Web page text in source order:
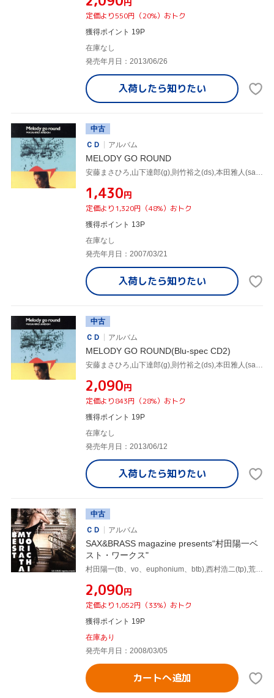
定価より550円（20%）おトク
獲得ポイント 19P
在庫なし
発売年月日：2013/06/26
入荷したら知りたい
中古
ＣＤ
アルバム
MELODY GO ROUND
安藤まさひろ,山下達郎(g),則竹裕之(ds),本田雅人(sax),須藤満(b),荒木敏男(tp、flh),村田陽一(tb),山木秀夫(ds)
¥1,430円
定価より1,320円（48%）おトク
獲得ポイント 13P
在庫なし
発売年月日：2007/03/21
入荷したら知りたい
中古
ＣＤ
アルバム
MELODY GO ROUND(Blu-spec CD2)
安藤まさひろ,山下達郎(g),則竹裕之(ds),本田雅人(sax),須藤満(b),村田陽一,荒木敏男,Cindy
¥2,090円
定価より843円（28%）おトク
獲得ポイント 19P
在庫なし
発売年月日：2013/06/12
入荷したら知りたい
中古
ＣＤ
アルバム
SAX&BRASS magazine presents“村田陽一ベ
スト・ワークス"
村田陽一(tb、vo、euphonium、btb),西村浩二(tp),荒木敏男(tp),小池修(as),竹野昌邦(ts),山本拓夫(bs),佐藤潔(tub),村上“ポンタ"秀一(ds)
¥2,090円
定価より1,052円（33%）おトク
獲得ポイント 19P
在庫あり
発売年月日：2008/03/05
カートへ追加